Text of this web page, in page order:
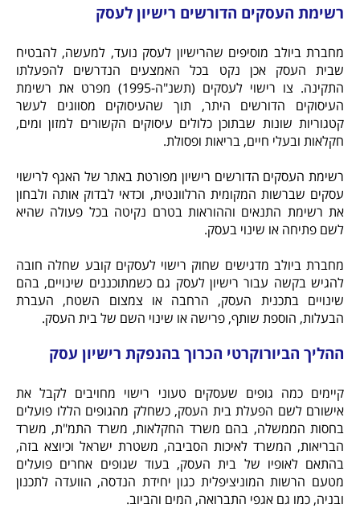
רשימת העסקים הדורשים רישיון לעסק
מחברת ביולב מוסיפים שהרישיון לעסק נועד, למעשה, להבטיח
שבית העסק אכן נקט בכל האמצעים הנדרשים להפעלתו
התקינה. צו רישוי לעסקים (תשנ"ה-1995) מפרט את רשימת
העיסוקים הדורשים היתר, תוך שהעיסוקים מסווגים לעשר
קטגוריות שונות שבתוכן כלולים עיסוקים הקשורים למזון ומים,
חקלאות ובעלי חיים, בריאות ופסולת.
רשימת העסקים הדורשים רישיון מפורטת באתר של האגף לרישוי
עסקים שברשות המקומית הרלוונטית, וכדאי לבדוק אותה ולבחון
את רשימת התנאים וההוראות בטרם נקיטה בכל פעולה שהיא
לשם פתיחה או שינוי בעסק.
מחברת ביולב מדגישים שחוק רישוי לעסקים קובע שחלה חובה
להגיש בקשה עבור רישיון לעסק גם כשמתוכננים שינויים, בהם
שינויים בתכנית העסק, הרחבה או צמצום השטח, העברת
הבעלות, הוספת שותף, פרישה או שינוי השם של בית העסק.
ההליך הביורוקרטי הכרוך בהנפקת רישיון עסק
קיימים כמה גופים שעסקים טעוני רישוי מחויבים לקבל את
אישורם לשם הפעלת בית העסק, כשחלק מהגופים הללו פועלים
בחסות הממשלה, בהם משרד החקלאות, משרד התמ"ת, משרד
הבריאות, המשרד לאיכות הסביבה, משטרת ישראל וכיוצא בזה,
בהתאם לאופיו של בית העסק, בעוד שגופים אחרים פועלים
מטעם הרשות המוניציפלית כגון יחידת הנדסה, הוועדה לתכנון
ובניה, כמו גם אגפי התברואה, המים והביוב.